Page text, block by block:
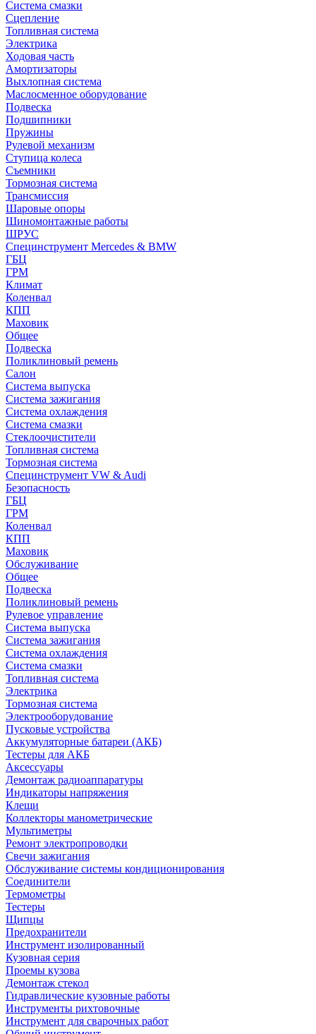
Система смазки
Сцепление
Топливная система
Электрика
Ходовая часть
Амортизаторы
Выхлопная система
Маслосменное оборудование
Подвеска
Подшипники
Пружины
Рулевой механизм
Ступица колеса
Съемники
Тормозная система
Трансмиссия
Шаровые опоры
Шиномонтажные работы
ШРУС
Специнструмент Mercedes & BMW
ГБЦ
ГРМ
Климат
Коленвал
КПП
Маховик
Общее
Подвеска
Поликлиновый ремень
Салон
Система выпуска
Система зажигания
Система охлаждения
Система смазки
Стеклоочистители
Топливная система
Тормозная система
Специнструмент VW & Audi
Безопасность
ГБЦ
ГРМ
Коленвал
КПП
Маховик
Обслуживание
Общее
Подвеска
Поликлиновый ремень
Рулевое управление
Система выпуска
Система зажигания
Система охлаждения
Система смазки
Топливная система
Электрика
Тормозная система
Электрооборудование
Пусковые устройства
Аккумуляторные батареи (АКБ)
Тестеры для АКБ
Аксессуары
Демонтаж радиоаппаратуры
Индикаторы напряжения
Клещи
Коллекторы манометрические
Мультиметры
Ремонт электропроводки
Свечи зажигания
Обслуживание системы кондиционирования
Соединители
Термометры
Тестеры
Щипцы
Предохранители
Инструмент изолированный
Кузовная серия
Проемы кузова
Демонтаж стекол
Гидравлические кузовные работы
Инструменты рихтовочные
Инструмент для сварочных работ